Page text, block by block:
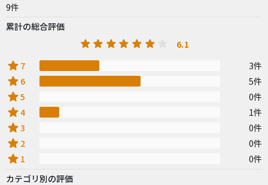
9件
累計の総合評価
6.1
star 7 3件
star 6 5件
star5 0件
star4 1件
star3 0件
star 2 0件
star 1
0件
カテゴリ別の評価